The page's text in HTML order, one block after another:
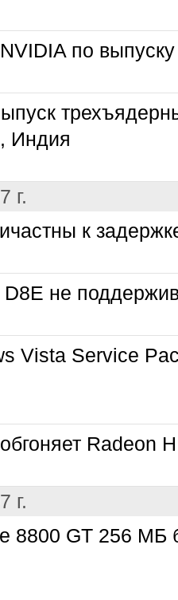
по выпуску
Индия
г.
к
не
Vista Service
Radeon
г.
8800 GT 256 МБ